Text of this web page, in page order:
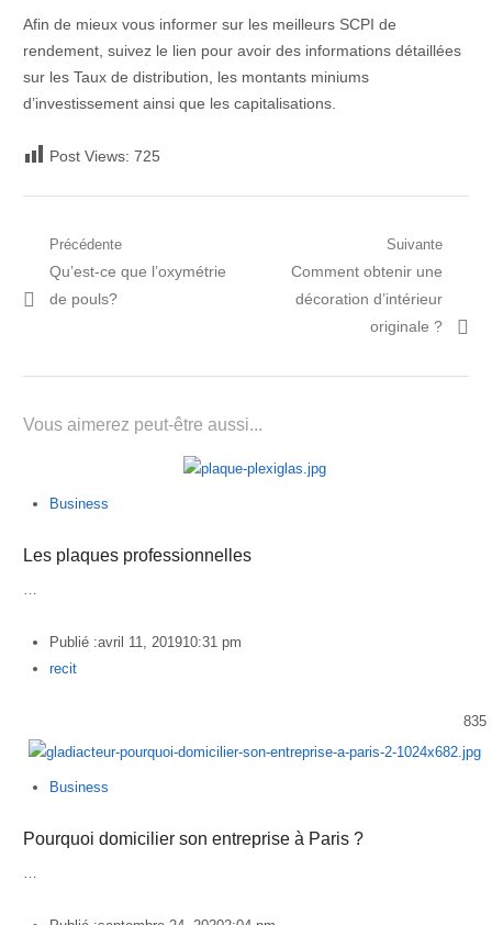
Afin de mieux vous informer sur les meilleurs SCPI de
rendement, suivez le lien pour avoir des informations détaillées
sur les Taux de distribution, les montants miniums
d’investissement ainsi que les capitalisations.
Post Views: 725
Navigation
de
Précédente
Post
précédent:
Qu’est-ce que l’oxymétrie
de pouls?
Suivante
Prochain
article:
Comment obtenir une
décoration d’intérieur
originale ?
Vous aimerez peut-être aussi...
Business
Les plaques professionnelles
…
Publié :avril 11, 201910:31 pm
Author
recit
835
Business
Pourquoi domicilier son entreprise à Paris ?
…